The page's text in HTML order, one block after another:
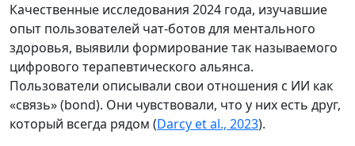
Качественные исследования 2024 года, изучавшие
опыт пользователей чат-ботов для ментального
здоровья, выявили формирование так называемого
цифрового терапевтического альянса.
Пользователи описывали свои отношения с ИИ как
«связь» (bond). Они чувствовали, что у них есть друг,
который всегда рядом (Darcy et al., 2023).